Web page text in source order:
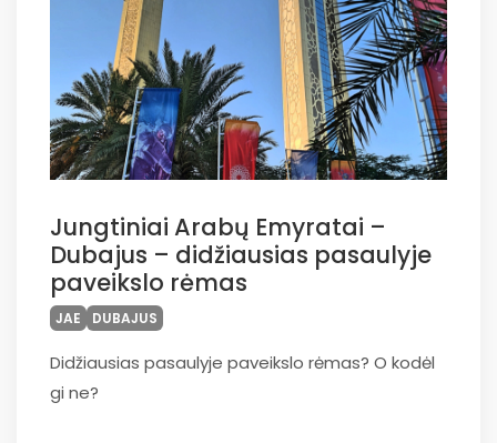
Jungtiniai Arabų Emyratai –
Dubajus – didžiausias pasaulyje
paveikslo rėmas
JAE DUBAJUS
Didžiausias pasaulyje paveikslo rėmas? O kodėl
gi ne?